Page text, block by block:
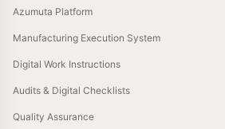
Azumuta Platform
Manufacturing Execution System
Digital Work Instructions
Audits & Digital Checklists
Quality Assurance